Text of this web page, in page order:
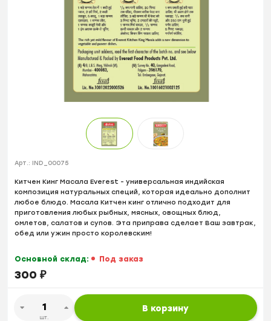
Арт.: IND_00075
Китчен Кинг Масала Everest - универсальная индийская
композиция натуральных специй, которая идеально дополнит
любое блюдо. Масала Китчен кинг отлично подходит для
приготовления любых рыбных, мясных, овощных блюд,
омлетов, салатов и супов. Эта приправа сделает Ваш завтрак,
обед или ужин просто королевским!
Основной склад: Под заказ
300 ₽
шт.
В корзину